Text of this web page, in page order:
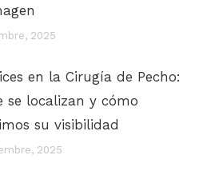
2025
en la Cirugía de Pecho:
se localizan y cómo
su visibilidad
2025